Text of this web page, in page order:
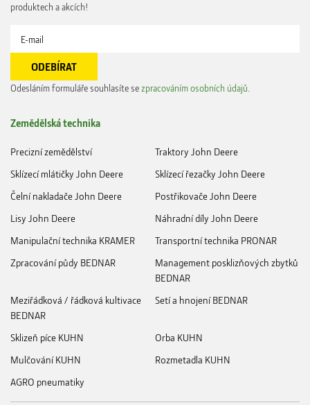
produktech a akcích!
Odesláním formuláře souhlasíte sezpracováním osobních údajů
Zemědělská technika
Precizní zemědělství
Traktory John Deere
Sklízecí mlátičky John Deere
Sklízecí řezačky John Deere
Čelní nakladače John Deere
Postřikovače John Deere
Lisy John Deere
Náhradní díly John Deere
Manipulační technika KRAMER
Transportní technika PRONAR
Zpracování půdy BEDNAR
Management posklizňových zbytků
BEDNAR
Meziřádková / řádková kultivace
BEDNAR
Setí a hnojení BEDNAR
Sklizeň píce KUHN
Orba KUHN
Mulčování KUHN
Rozmetadla KUHN
AGRO pneumatiky